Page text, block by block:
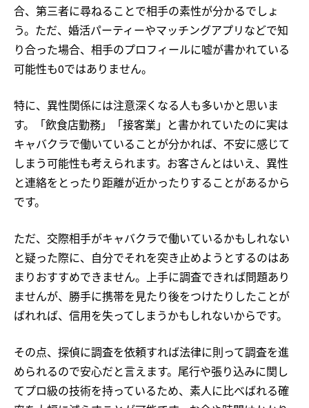
合、第三者に尋ねることで相手の素性が分かるでしょ
う。ただ、婚活パーティーやマッチングアプリなどで知
り合った場合、相手のプロフィールに嘘が書かれている
可能性も0ではありません。
特に、異性関係には注意深くなる人も多いかと思いま
す。「飲食店勤務」「接客業」と書かれていたのに実は
キャバクラで働いていることが分かれば、不安に感じて
しまう可能性も考えられます。お客さんとはいえ、異性
と連絡をとったり距離が近かったりすることがあるから
です。
ただ、交際相手がキャバクラで働いているかもしれない
と疑った際に、自分でそれを突き止めようとするのはあ
まりおすすめできません。上手に調査できれば問題あり
ませんが、勝手に携帯を見たり後をつけたりしたことが
ばれれば、信用を失ってしまうかもしれないからです。
その点、探偵に調査を依頼すれば法律に則って調査を進
められるので安心だと言えます。尾行や張り込みに関し
てプロ級の技術を持っているため、素人に比べばれる確